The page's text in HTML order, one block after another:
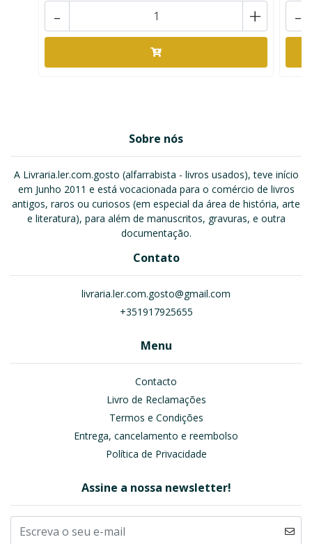
+
- -
Sobre nós
A Livraria.ler.com.gosto (alfarrabista - livros usados), teve início
em Junho 2011 e está vocacionada para o comércio de livros
antigos, raros ou curiosos (em especial da área de história, arte
e literatura), para além de manuscritos, gravuras, e outra
documentação.
Contato
livraria.ler.com.gosto@gmail.com
+351917925655
Menu
Contacto
Livro de Reclamações
Termos e Condições
Entrega, cancelamento e reembolso
Política de Privacidade
Assine a nossa newsletter!